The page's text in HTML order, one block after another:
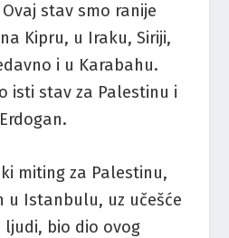
stav smo ranije
Kipru, u Iraku, Siriji,
i u Karabahu.
isti stav za Palestinu i
miting za Palestinu,
u Istanbulu, uz učešće
ljudi, bio dio ovog